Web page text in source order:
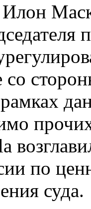
Маск
по
суда.